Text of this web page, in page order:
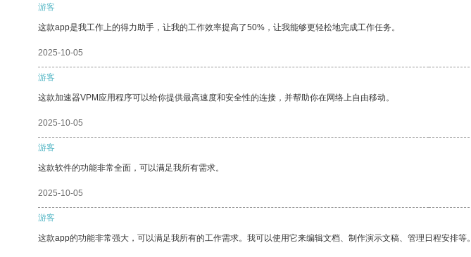
游客
这款app是我工作上的得力助手，让我的工作效率提高了50%，让我能够更轻松地完成工作任务。
2025-10-05
游客
这款加速器VPM应用程序可以给你提供最高速度和安全性的连接，并帮助你在网络上自由移动。
2025-10-05
游客
这款软件的功能非常全面，可以满足我所有需求。
2025-10-05
游客
这款app的功能非常强大，可以满足我所有的工作需求。我可以使用它来编辑文档、制作演示文稿、管理日程安排等。